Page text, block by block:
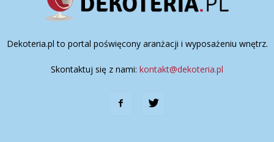
Dekoteria.pl to portal poświęcony aranżacji i wyposażeniu wnętrz.
Skontaktuj się z nami: kontakt@dekoteria.pl